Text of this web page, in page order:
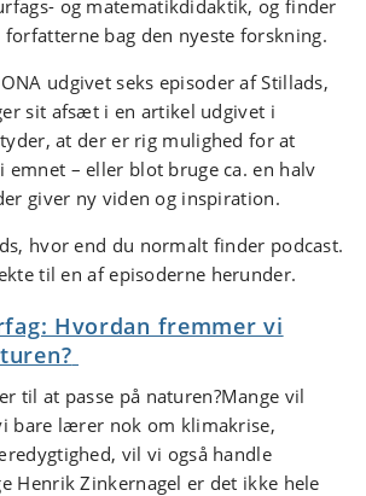
og matematikdidaktik, og finder
bag den nyeste forskning.
udgivet seks episoder af Stillads,
sit afsæt i en artikel udgivet i
at der er rig mulighed for at
emnet – eller blot bruge ca. en halv
giver ny viden og inspiration.
hvor end du normalt finder podcast.
til en af episoderne herunder.
Hvordan fremmer vi
til at passe på naturen?Mange vil
bare lærer nok om klimakrise,
vil vi også handle
Henrik Zinkernagel er det ikke hele